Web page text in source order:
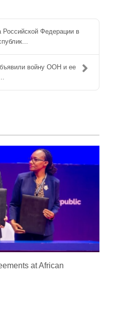
Федерации в
войну ООН и ее
at African